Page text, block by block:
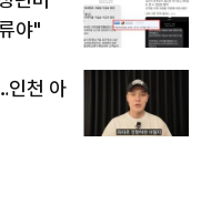
야"
인천 아